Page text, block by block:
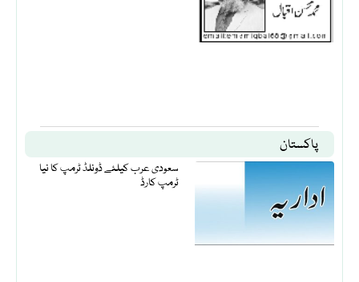
پاکستان
سعودی عرب کیلئے ڈونلڈ ٹرمپ کا نیا
ٹرمپ کارڈ